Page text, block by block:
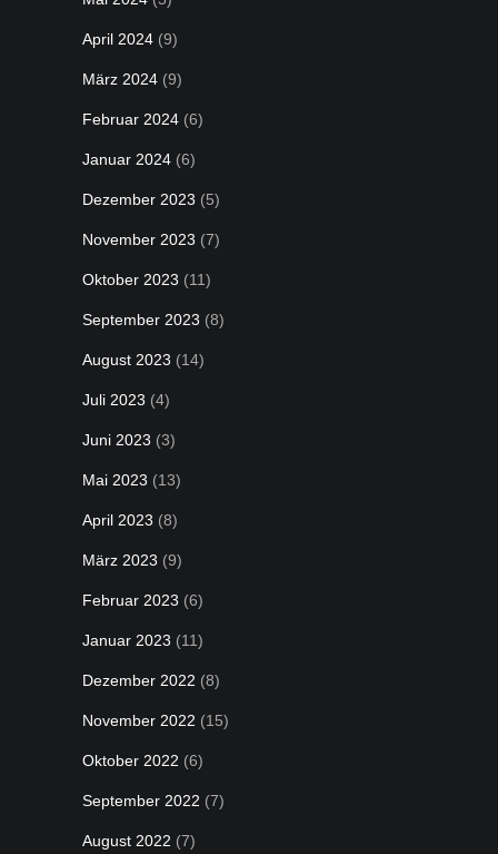
April 2024 (9)
März 2024 (9)
Februar 2024 (6)
Januar 2024 (6)
Dezember 2023 (5)
November 2023 (7)
Oktober 2023 (11)
September 2023 (8)
August 2023 (14)
Juli 2023 (4)
Juni 2023 (3)
Mai 2023 (13)
April 2023 (8)
März 2023 (9)
Februar 2023 (6)
Januar 2023 (11)
Dezember 2022 (8)
November 2022 (15)
Oktober 2022 (6)
September 2022 (7)
August 2022 (7)